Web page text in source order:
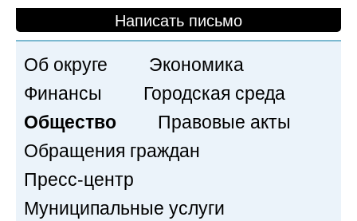
Написать письмо
Об округе
Экономика
Финансы
Городская среда
Общество
Правовые акты
Обращения граждан
Пресс-центр
Муниципальные услуги